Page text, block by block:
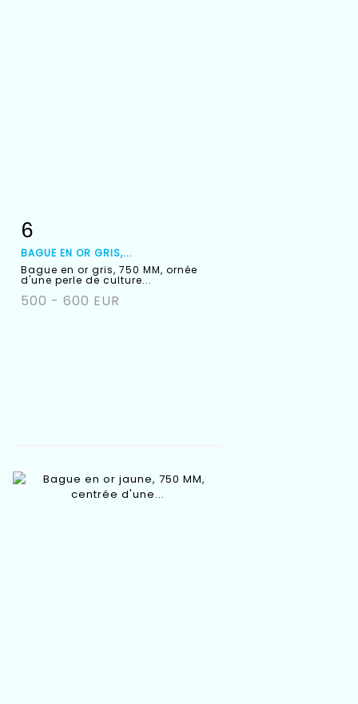
Fiche détaillée
6
BAGUE EN OR GRIS,...
Bague en or gris, 750 MM, ornée
d'une perle de culture...
500 - 600 EUR